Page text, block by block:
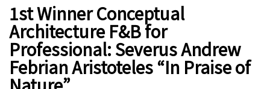
1st Winner Conceptual
Architecture F&B for
Professional: Severus Andrew
Febrian Aristoteles “In Praise of